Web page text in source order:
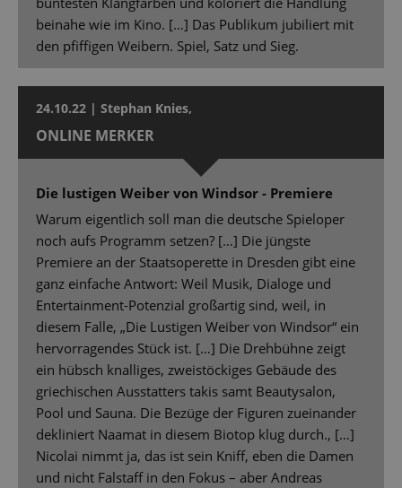
beinahe wie im Kino. […] Das Publikum jubiliert mit
den pfiffigen Weibern. Spiel, Satz und Sieg.
24.10.22 | Stephan Knies,
ONLINE MERKER
Die lustigen Weiber von Windsor - Premiere
Warum eigentlich soll man die deutsche Spieloper
noch aufs Programm setzen? […] Die jüngste
Premiere an der Staatsoperette in Dresden gibt eine
ganz einfache Antwort: Weil Musik, Dialoge und
Entertainment-Potenzial großartig sind, weil, in
diesem Falle, „Die Lustigen Weiber von Windsor“ ein
hervorragendes Stück ist. […] Die Drehbühne zeigt
ein hübsch knalliges, zweistöckiges Gebäude des
griechischen Ausstatters takis samt Beautysalon,
Pool und Sauna. Die Bezüge der Figuren zueinander
dekliniert Naamat in diesem Biotop klug durch., […]
Nicolai nimmt ja, das ist sein Kniff, eben die Damen
und nicht Falstaff in den Fokus – aber Andreas